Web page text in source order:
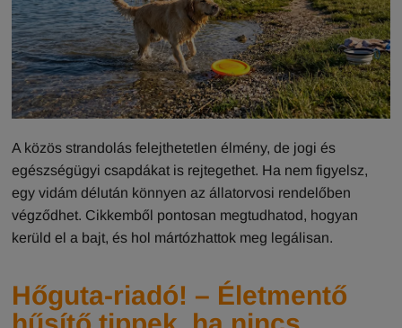
A közös strandolás felejthetetlen élmény, de jogi és
egészségügyi csapdákat is rejtegethet. Ha nem figyelsz,
egy vidám délután könnyen az állatorvosi rendelőben
végződhet. Cikkemből pontosan megtudhatod, hogyan
kerüld el a bajt, és hol mártózhattok meg legálisan.
Hőguta-riadó! – Életmentő